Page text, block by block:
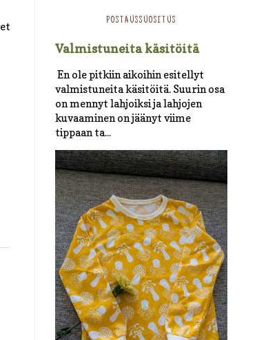
POSTAUSSUOSITUS
Valmistuneita käsitöitä
En ole pitkiin aikoihin esitellyt
valmistuneita käsitöitä. Suurin osa
on mennyt lahjoiksi ja lahjojen
kuvaaminen on jäänyt viime
tippaan ta...